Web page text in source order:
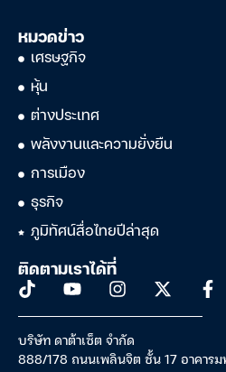
หมวดข่าว
เศรษฐกิจ
หุ้น
ต่างประเทศ
พลังงานและความยั่งยืน
การเมือง
ธุรกิจ
ภูมิทัศน์สื่อไทยปีล่าสุด
ติดตามเราได้ที่
บริษัท ดาต้าเซ็ต จำกัด
888/178 ถนนเพลินจิต ชั้น 17 อาคาร